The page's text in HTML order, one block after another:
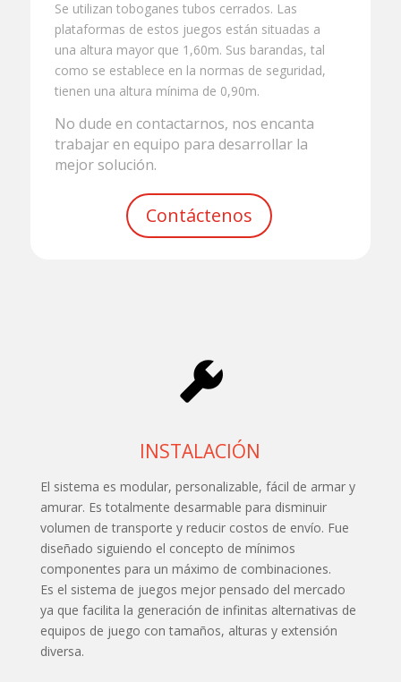
Se utilizan toboganes tubos cerrados. Las
plataformas de estos juegos están situadas a
una altura mayor que 1,60m. Sus barandas, tal
como se establece en la normas de seguridad,
tienen una altura mínima de 0,90m.
No dude en contactarnos, nos encanta
trabajar en equipo para desarrollar la
mejor solución.
Contáctenos
INSTALACIÓN
El sistema es modular, personalizable, fácil de armar y
amurar. Es totalmente desarmable para disminuir
volumen de transporte y reducir costos de envío. Fue
diseñado siguiendo el concepto de mínimos
componentes para un máximo de combinaciones.
Es el sistema de juegos mejor pensado del mercado
ya que facilita la generación de infinitas alternativas de
equipos de juego con tamaños, alturas y extensión
diversa.